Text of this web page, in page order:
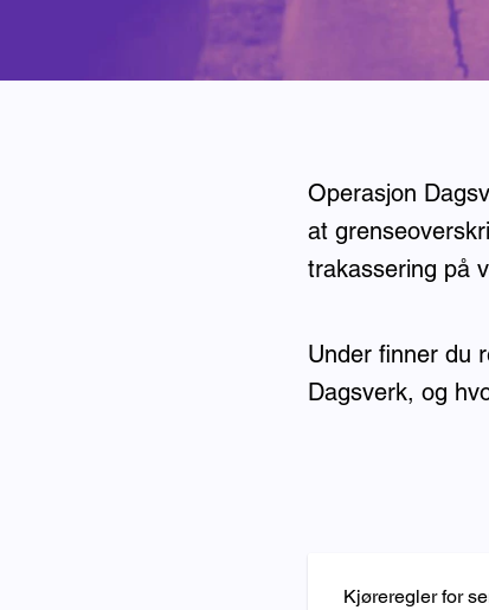
Operasjon
at
trakassering på
Under finner du
Dagsverk, og
Kjøreregler for